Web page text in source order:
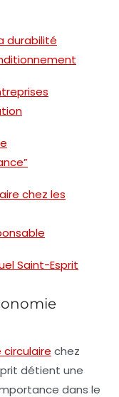
durabilité
chez les
Saint-Esprit
chez
détient une
dans le